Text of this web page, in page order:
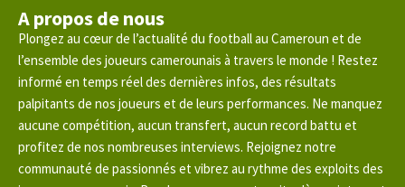
A propos de nous
Plongez au cœur de l’actualité du football au Cameroun et de
l’ensemble des joueurs camerounais à travers le monde ! Restez
informé en temps réel des dernières infos, des résultats
palpitants de nos joueurs et de leurs performances. Ne manquez
aucune compétition, aucun transfert, aucun record battu et
profitez de nos nombreuses interviews. Rejoignez notre
communauté de passionnés et vibrez au rythme des exploits des